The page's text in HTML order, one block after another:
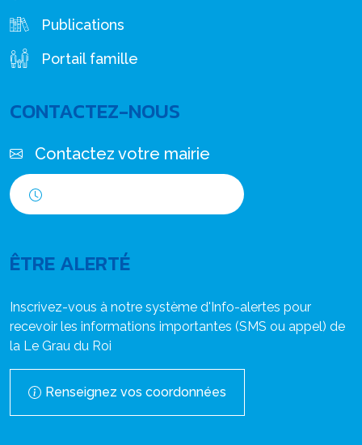
Publications
Portail famille
CONTACTEZ-NOUS
Contactez votre mairie
ÊTRE ALERTÉ
Inscrivez-vous à notre système d'Info-alertes pour
recevoir les informations importantes (SMS ou appel) de
la Le Grau du Roi
Renseignez vos coordonnées